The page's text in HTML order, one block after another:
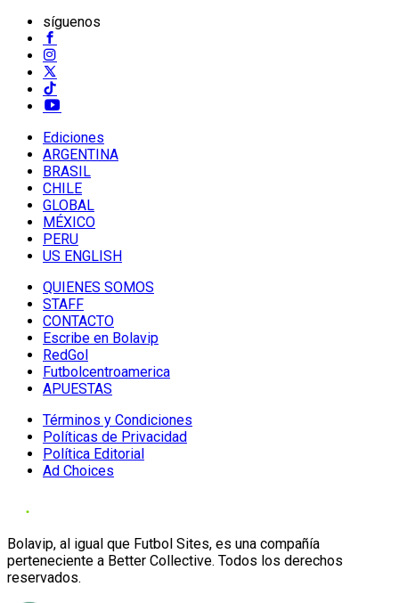
síguenos
Ediciones
ARGENTINA
BRASIL
CHILE
GLOBAL
MÉXICO
PERU
US ENGLISH
QUIENES SOMOS
STAFF
CONTACTO
Escribe en Bolavip
RedGol
Futbolcentroamerica
APUESTAS
Términos y Condiciones
Políticas de Privacidad
Política Editorial
Ad Choices
Bolavip, al igual que Futbol Sites, es una compañía
perteneciente a Better Collective. Todos los derechos
reservados.